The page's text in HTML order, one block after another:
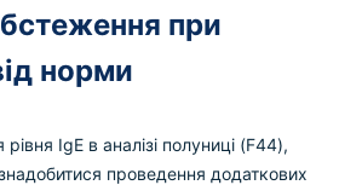
при
норми
IgE в аналізі полуниці (F44),
проведення додаткових